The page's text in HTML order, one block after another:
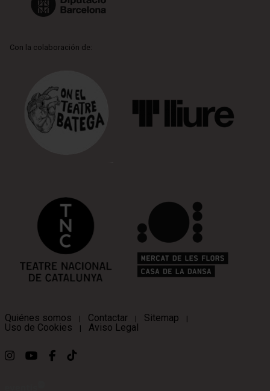
Con la colaboración de:
Quiénes somos | Contactar | Sitemap |
Uso de Cookies | Aviso Legal
Link a instagram
Link a youtube
Link a facebook
Link a ticktok